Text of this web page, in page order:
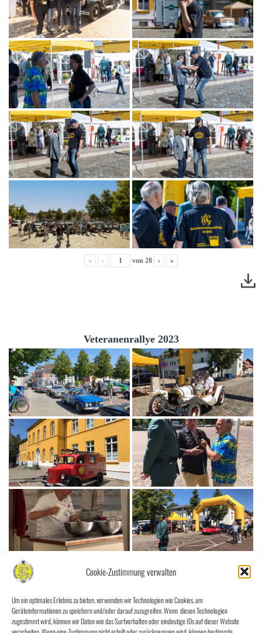
Cookie-Zustimmung verwalten
Um ein optimales Erlebnis zu bieten, verwenden wir Technologien wie Cookies, um
Geräteinformationen zu speichern und/oder darauf zuzugreifen. Wenn diesen Technologien
zugestimmt wird, können wir Daten wie das Surfverhalten oder eindeutige IDs auf dieser Website
« ‹ von 28 › »
Veteranenrallye 2023